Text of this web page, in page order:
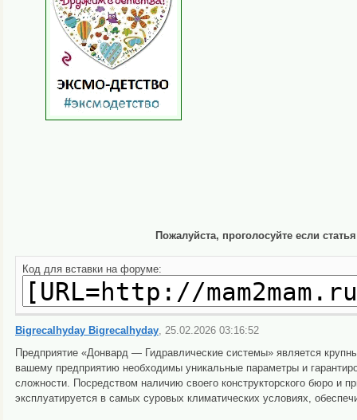
Пожалуйста, проголосуйте если
Код для вставки на форуме:
Bigrecalhyday Bigrecalhyday, 25.02.2026 03:16:52
Предприятие «Донвард — Гидравлические системы» является
вашему предприятию необходимы уникальные параметры и
сложности. Посредством наличию своего конструкторского бюро
эксплуатируется в самых суровых климатических условиях,